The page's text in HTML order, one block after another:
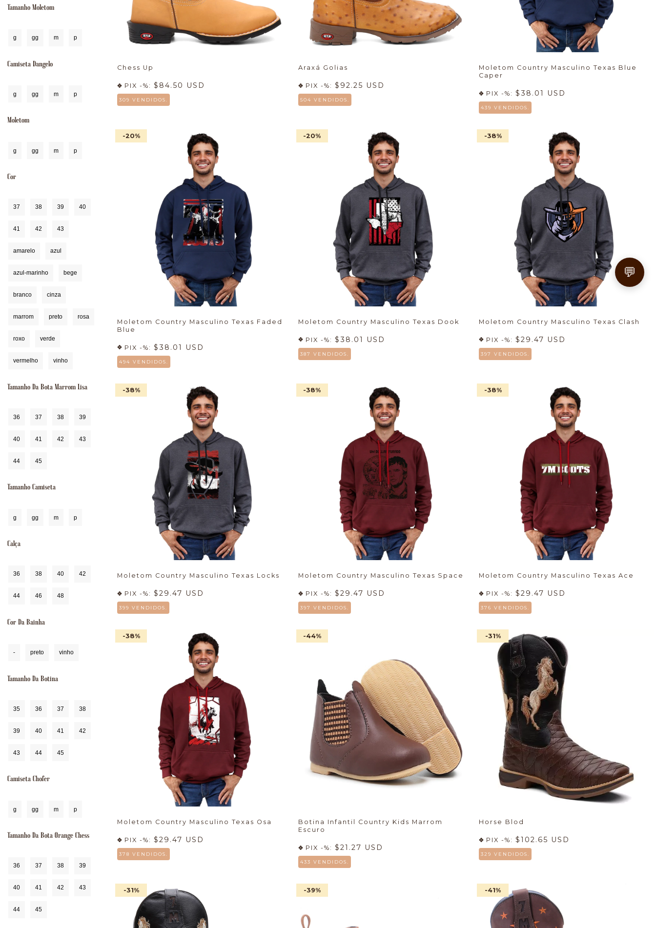
Tamanho Moletom
g gg m p
Camiseta Dangelo
g gg m p
Moletom
g gg m p
Cor
37 38 39 40
41 42 43
amarelo azul
azul-marinho bege
branco cinza
marrom preto rosa
roxo verde
vermelho vinho
Tamanho Da Bota Marrom Lisa
36 37 38 39
40 41 42 43
44 45
Tamanho Camiseta
g gg m p
Calça
36 38 40 42
44 46 48
Cor Da Bainha
- preto vinho
Tamanho Da Botina
35 36 37 38
39 40 41 42
43 44 45
Camiseta Chofer
g gg m p
Tamanho Da Bota Orange Chess
36 37 38 39
40 41 42 43
44 45
Chess Up
PIX -%: $84.50 USD
309 VENDIDOS.
Araxá Golias
PIX -%: $92.25 USD
504 VENDIDOS.
Moletom Country Masculino Texas Blue
Caper
PIX -%:$38.01 USD
439 VENDIDOS.
-20%
Moletom Country Masculino Texas Faded
Blue
PIX -%: $38.01 USD
494 VENDIDOS.
-20%
Moletom Country Masculino Texas Dook
PIX -%: $38.01 USD
387 VENDIDOS.
-38%
Moletom Country Masculino Texas Clash
PIX -%:$29.47 USD
397 VENDIDOS.
-38%
Moletom Country Masculino Texas Locks
PIX -%: $29.47 USD
399 VENDIDOS.
-38%
Moletom Country Masculino Texas Space
PIX -%: $29.47 USD
397 VENDIDOS.
-38%
Moletom Country Masculino Texas Ace
PIX -%:$29.47 USD
376 VENDIDOS.
-38%
Moletom Country Masculino Texas Osa
PIX -%: $29.47 USD
378 VENDIDOS.
-44%
Botina Infantil Country Kids Marrom
Escuro
PIX -%: $21.27 USD
433 VENDIDOS.
-31%
Horse Blod
PIX -%:$102.65 USD
329 VENDIDOS.
-31% -39% -41%
💬